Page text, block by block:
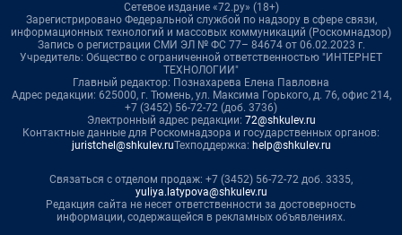
Сетевое издание «72.ру» (18+)
Зарегистрировано Федеральной службой по надзору в сфере связи,
информационных технологий и массовых коммуникаций (Роскомнадзор)
Запись о регистрации СМИ ЭЛ № ФС 77– 84674 от 06.02.2023 г.
Учредитель: Общество с ограниченной ответственностью "ИНТЕРНЕТ
ТЕХНОЛОГИИ"
Главный редактор: Познахарева Елена Павловна
Адрес редакции: 625000, г. Тюмень, ул. Максима Горького, д. 76, офис 214,
+7 (3452) 56-72-72 (доб. 3736)
Электронный адрес редакции: 72@shkulev.ru
Контактные данные для Роскомнадзора и государственных органов:
juristchel@shkulev.ruТехподдержка: help@shkulev.ru
Связаться с отделом продаж: +7 (3452) 56-72-72 доб. 3335,
yuliya.latypova@shkulev.ru
Редакция сайта не несет ответственности за достоверность
информации, содержащейся в рекламных объявлениях.